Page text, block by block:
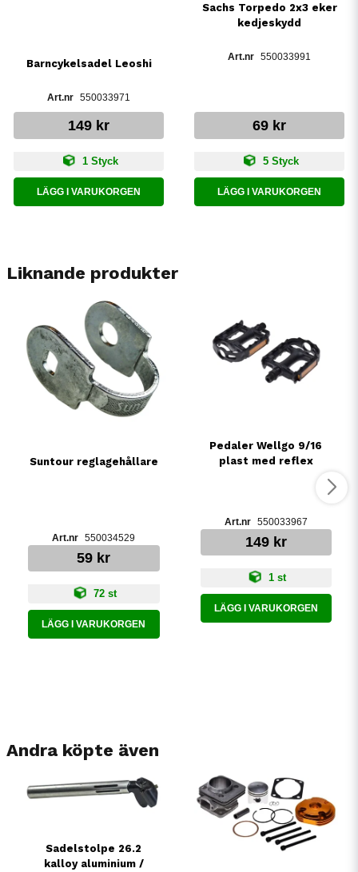
Barncykelsadel Leoshi
550033971
149 kr
1 Styck
LÄGG I VARUKORGEN
Sachs Torpedo 2x3 eker
kedjeskydd
550033991
69 kr
5 Styck
LÄGG I VARUKORGEN
Liknande produkter
Suntour reglagehållare
550034529
59 kr
72 st
LÄGG I VARUKORGEN
Pedaler Wellgo 9/16
plast med reflex
550033967
149 kr
1 st
LÄGG I VARUKORGEN
Andra köpte även
Sadelstolpe 26.2
kalloy aluminium /